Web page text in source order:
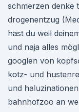
schmerzen denke
drogenentzug
hast du weil
und naja alles
googlen von
kotz- und
und
bahnhofzoo an